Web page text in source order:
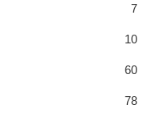
7
10
60
78